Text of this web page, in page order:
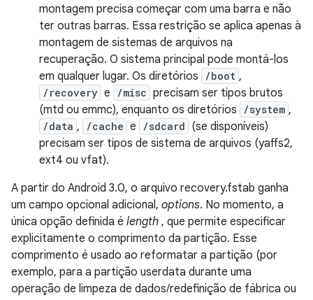
montagem precisa começar com uma barra e não
ter outras barras. Essa restrição se aplica apenas à
montagem de sistemas de arquivos na
recuperação. O sistema principal pode montá-los
em qualquer lugar. Os diretórios
/boot ,
/recovery e /misc precisam ser tipos brutos
(mtd ou emmc), enquanto os diretórios
/system ,
/data , /cache e /sdcard (se disponíveis)
precisam ser tipos de sistema de arquivos (yaffs2,
ext4 ou vfat).
A partir do Android 3.0, o arquivo recovery.fstab ganha
um campo opcional adicional, options. No momento, a
única opção definida é length , que permite especificar
explicitamente o comprimento da partição. Esse
comprimento é usado ao reformatar a partição (por
exemplo, para a partição userdata durante uma
operação de limpeza de dados/redefinição de fábrica ou